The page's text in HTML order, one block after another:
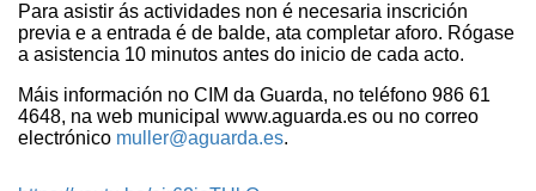
Para asistir ás actividades non é necesaria inscrición
previa e a entrada é de balde, ata completar aforo. Rógase
a asistencia 10 minutos antes do inicio de cada acto.
Máis información no CIM da Guarda, no teléfono 986 61
4648, na web municipal www.aguarda.es ou no correo
electrónico muller@aguarda.es.